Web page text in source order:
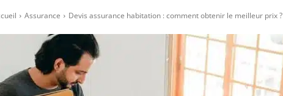
Assurance Devis assurance habitation : comment obtenir le meilleur prix ?